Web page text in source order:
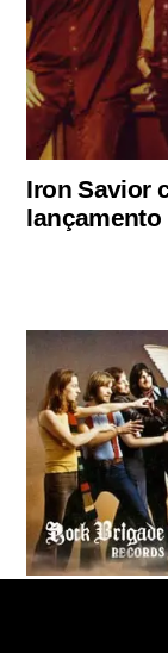
Iron Savior
lançamento